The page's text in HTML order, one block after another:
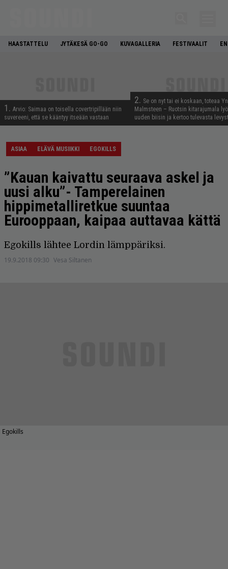
HAASTATTELU JYTÄKESÄ GO-GO KUVAGALLERIA FESTIVAALIT
1. Arvio: Saimaa on toisella covertripillään niin
suvereeni, että se kääntyy itseään vastaan
2. Se on nyt tai ei koskaan, toteaa
Malmsteen – Ruotsin kitarajumala
uuden biisin ja kertoo tulevasta
ASIAA ELÄVÄ MUSIIKKI EGOKILLS
”Kauan kaivattu seuraava askel ja
uusi alku”- Tamperelainen
hippimetalliretkue suuntaa
Eurooppaan, kaipaa auttavaa kättä
Egokills lähtee Lordin lämppäriksi.
19.9.2018 09:30 Vesa Siltanen
Egokills